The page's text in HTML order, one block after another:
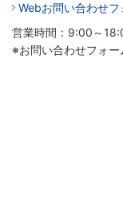
Webお問い合わせフ
営業時間：9:00～
※お問い合わせフォー